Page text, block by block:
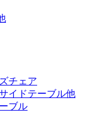
チェア
イドテーブル他
ブル